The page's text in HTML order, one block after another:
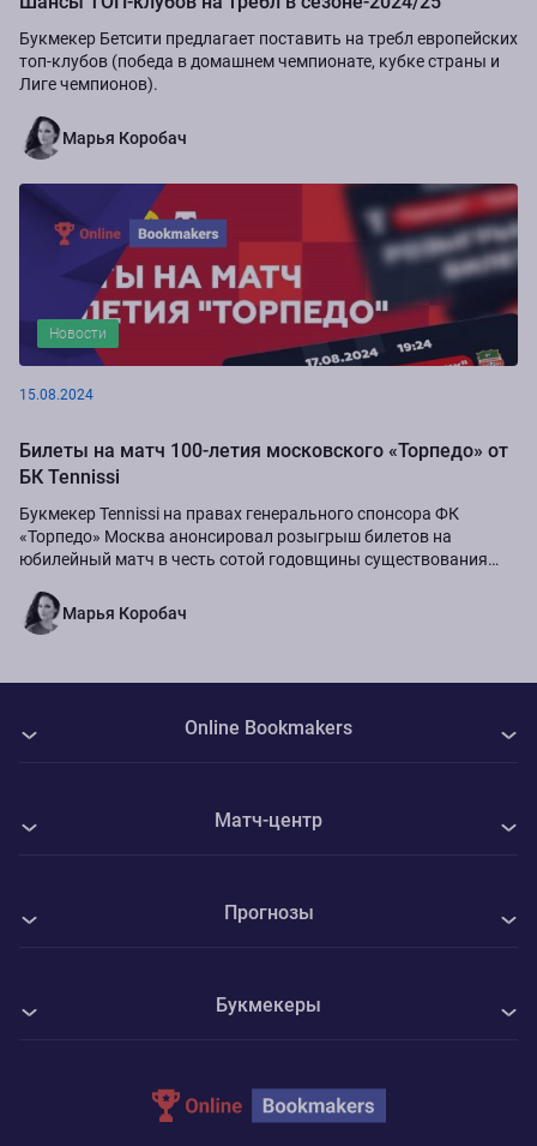
Букмекер Бетсити предлагает поставить на требл европейских
топ-клубов (победа в домашнем чемпионате, кубке страны и
Лиге чемпионов).
Марья Коробач
Новости
15.08.2024
Билеты на матч 100-летия московского «Торпедо» от
БК Tennissi
Букмекер Tennissi на правах генерального спонсора ФК
«Торпедо» Москва анонсировал розыгрыш билетов на
юбилейный матч в честь сотой годовщины существования
Марья Коробач
Букмекеры
Parimatch
Прогнозы
Хоккей
Матч-центр
Плимут - Эксетер
Полисся Житомир - Металлист 1925
Online Bookmakers
Контакты
Конфиденциальность